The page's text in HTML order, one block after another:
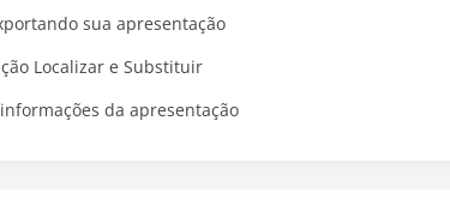
sua apresentação
Localizar e Substituir
da apresentação